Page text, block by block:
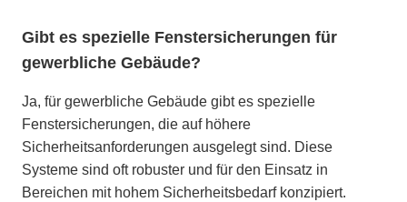
Gibt es spezielle Fenstersicherungen für
gewerbliche Gebäude?
Ja, für gewerbliche Gebäude gibt es spezielle
Fenstersicherungen, die auf höhere
Sicherheitsanforderungen ausgelegt sind. Diese
Systeme sind oft robuster und für den Einsatz in
Bereichen mit hohem Sicherheitsbedarf konzipiert.